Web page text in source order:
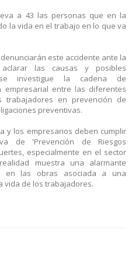
a 43 las personas que en la
la vida en el trabajo en lo que va
este accidente ante la
las causas y posibles
investigue la cadena de
empresarial entre las diferentes
trabajadores en prevención de
preventivas.
y los empresarios deben cumplir
de 'Prevención de Riesgos
especialmente en el sector
muestra una alarmante
en las obras asociada a una
vida de los trabajadores.